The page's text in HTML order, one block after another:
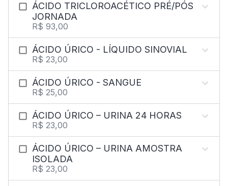
ÁCIDO TRICLOROACÉTICO PRÉ/PÓS
JORNADA
R$ 93,00
ÁCIDO ÚRICO - LÍQUIDO SINOVIAL
R$ 23,00
ÁCIDO ÚRICO - SANGUE
R$ 25,00
ÁCIDO ÚRICO – URINA 24 HORAS
R$ 23,00
ÁCIDO ÚRICO – URINA AMOSTRA
ISOLADA
R$ 23,00